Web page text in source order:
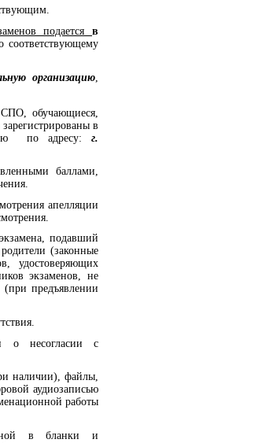
подается в
соответствующему
организацию
обучающиеся,
в
по адресу: г.
баллами,
апелляции
подавший
(законные
удостоверяющих
экзаменов, не
предъявлении
о несогласии с
наличии), файлы,
аудиозаписью
работы
в бланки и